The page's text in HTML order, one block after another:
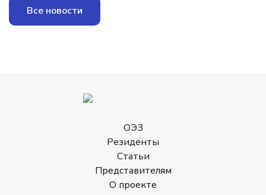
Все новости
ОЭЗ
Резиденты
Статьи
Представителям
О проекте